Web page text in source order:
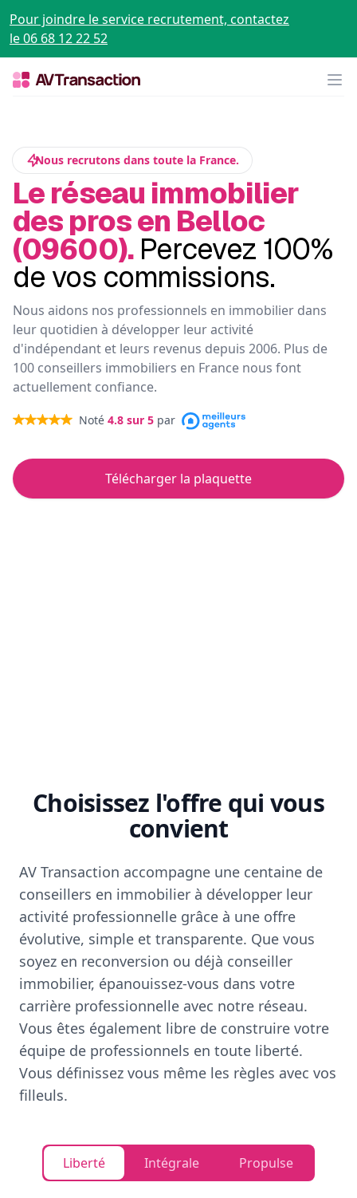
Pour joindre le service recrutement, contactez
le 06 68 12 22 52
Nous recrutons dans toute la France.
Le réseau immobilier
des pros en Belloc
(09600). Percevez 100%
de vos commissions.
Nous aidons nos professionnels en immobilier dans
leur quotidien à développer leur activité
d'indépendant et leurs revenus depuis 2006. Plus de
100 conseillers immobiliers en France nous font
actuellement confiance.
Noté 4.8 sur 5 par
Télécharger la plaquette
Choisissez l'offre qui vous
convient
AV Transaction accompagne une centaine de
conseillers en immobilier à développer leur
activité professionnelle grâce à une offre
évolutive, simple et transparente. Que vous
soyez en reconversion ou déjà conseiller
immobilier, épanouissez-vous dans votre
carrière professionnelle avec notre réseau.
Vous êtes également libre de construire votre
équipe de professionnels en toute liberté.
Vous définissez vous même les règles avec vos
filleuls.
Liberté Intégrale Propulse